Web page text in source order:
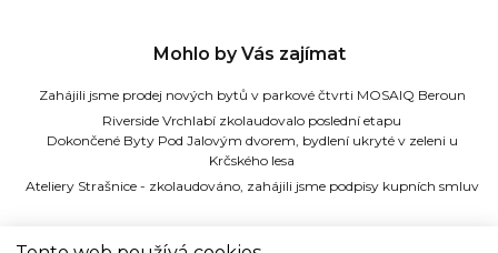
Mohlo by Vás zajímat
Zahájili jsme prodej nových bytů v parkové čtvrti MOSAIQ Beroun
Riverside Vrchlabí zkolaudovalo poslední etapu
Dokončené Byty Pod Jalovým dvorem, bydlení ukryté v zeleni u
Krčského lesa
Ateliery Strašnice - zkolaudováno, zahájili jsme podpisy kupních smluv